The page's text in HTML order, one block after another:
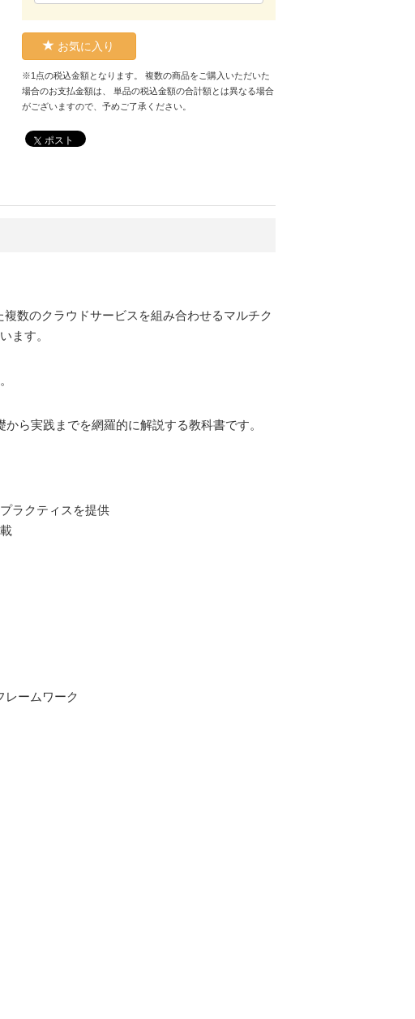
お気に入り
※1点の税込金額となります。 複数の商品をご購入いただいた
場合のお支払金額は、 単品の税込金額の合計額とは異なる場合
がございますので、予めご了承ください。
ポスト
数のクラウドサービスを組み合わせるマルチク
ます。
ら実践までを網羅的に解説する教科書です。
ラクティスを提供
レームワーク